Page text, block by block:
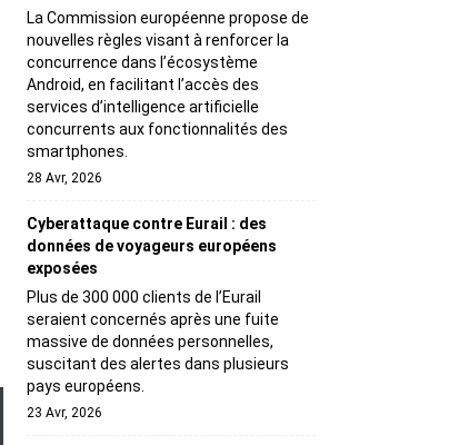
La Commission européenne propose de
nouvelles règles visant à renforcer la
concurrence dans l’écosystème
Android, en facilitant l’accès des
services d’intelligence artificielle
concurrents aux fonctionnalités des
smartphones.
28 Avr, 2026
Cyberattaque contre Eurail : des
données de voyageurs européens
exposées
Plus de 300 000 clients de l’Eurail
seraient concernés après une fuite
massive de données personnelles,
suscitant des alertes dans plusieurs
pays européens.
23 Avr, 2026